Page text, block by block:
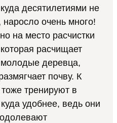
десятилетиями не
наросло очень много!
на место расчистки
расчищает
молодые деревца,
почву. К
тренируют в
удобнее, ведь они